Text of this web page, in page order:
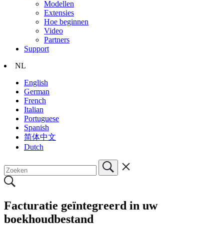
Modellen
Extensies
Hoe beginnen
Video
Partners
Support
NL
English
German
French
Italian
Portuguese
Spanish
简体中文
Dutch
Facturatie geïntegreerd in uw
boekhoudbestand